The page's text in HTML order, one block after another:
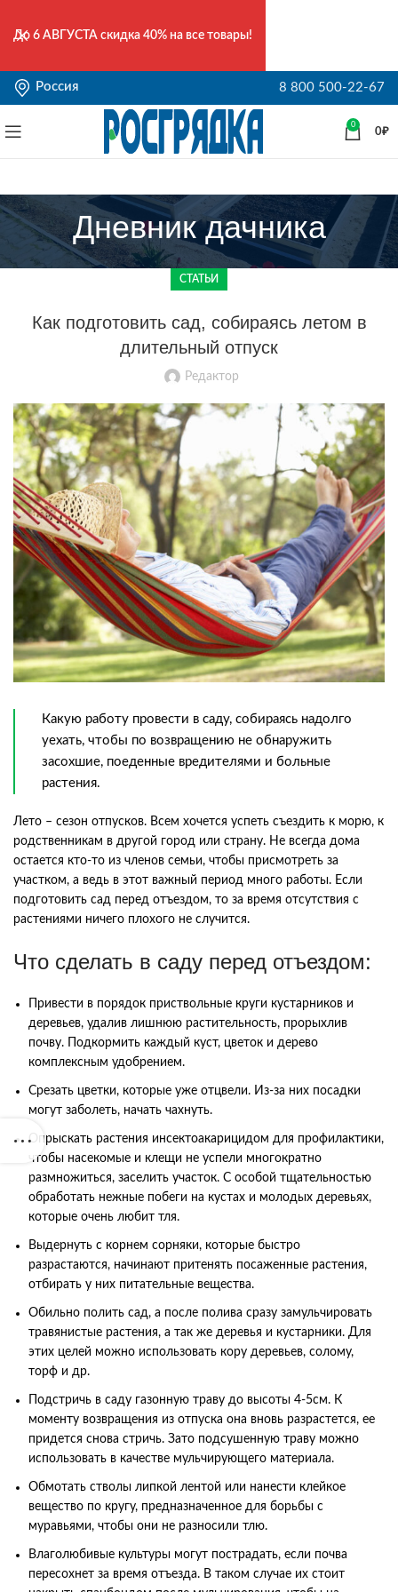
Россия 8 800 500-22-67
0
0₽
Дневник дачника
СТАТЬИ
Как подготовить сад, собираясь летом в
длительный отпуск
Редактор
Какую работу провести в саду, собираясь надолго
уехать, чтобы по возвращению не обнаружить
засохшие, поеденные вредителями и больные
растения.
Лето – сезон отпусков. Всем хочется успеть съездить к морю, к
родственникам в другой город или страну. Не всегда дома
остается кто-то из членов семьи, чтобы присмотреть за
участком, а ведь в этот важный период много работы. Если
подготовить сад перед отъездом, то за время отсутствия с
растениями ничего плохого не случится.
Что сделать в саду перед отъездом:
Привести в порядок приствольные круги кустарников и
деревьев, удалив лишнюю растительность, прорыхлив
почву. Подкормить каждый куст, цветок и дерево
комплексным удобрением.
Срезать цветки, которые уже отцвели. Из-за них посадки
могут заболеть, начать чахнуть.
Опрыскать растения инсектоакарицидом для профилактики,
чтобы насекомые и клещи не успели многократно
размножиться, заселить участок. С особой тщательностью
обработать нежные побеги на кустах и молодых деревьях,
которые очень любит тля.
Выдернуть с корнем сорняки, которые быстро
разрастаются, начинают притенять посаженные растения,
отбирать у них питательные вещества.
Обильно полить сад, а после полива сразу замульчировать
травянистые растения, а так же деревья и кустарники. Для
этих целей можно использовать кору деревьев, солому,
торф и др.
Подстричь в саду газонную траву до высоты 4-5см. К
моменту возвращения из отпуска она вновь разрастется, ее
придется снова стричь. Зато подсушенную траву можно
использовать в качестве мульчирующего материала.
Обмотать стволы липкой лентой или нанести клейкое
вещество по кругу, предназначенное для борьбы с
муравьями, чтобы они не разносили тлю.
Влаголюбивые культуры могут пострадать, если почва
пересохнет за время отъезда. В таком случае их стоит
До 6 АВГУСТА скидка 40% на все товары!